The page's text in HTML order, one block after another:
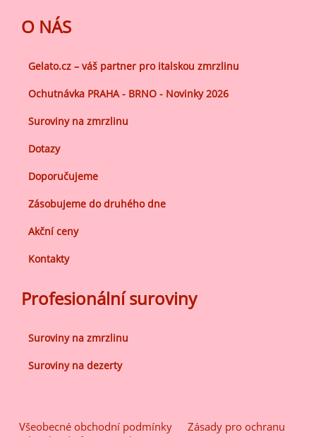
O NÁS
Gelato.cz – váš partner pro italskou zmrzlinu
Ochutnávka PRAHA - BRNO - Novinky 2026
Suroviny na zmrzlinu
Dotazy
Doporučujeme
Zásobujeme do druhého dne
Akční ceny
Kontakty
Profesionální suroviny
Suroviny na zmrzlinu
Suroviny na dezerty
Všeobecné obchodní podmínky
Zásady pro ochranu